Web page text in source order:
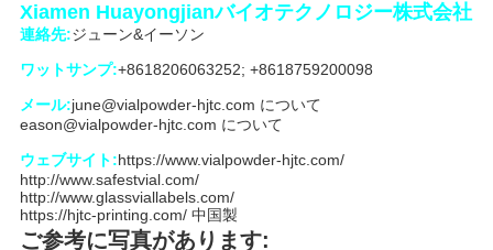
Xiamen Huayongjianバイオテクノロジー株式会社
連絡先:ジューン&イーソン
ワットサンプ:+8618206063252; +8618759200098
メール:june@vialpowder-hjtc.com について
eason@vialpowder-hjtc.com について
ウェブサイト:https://www.vialpowder-hjtc.com/
http://www.safestvial.com/
http://www.glassviallabels.com/
https://hjtc-printing.com/ 中国製
ご参考に写真があります: